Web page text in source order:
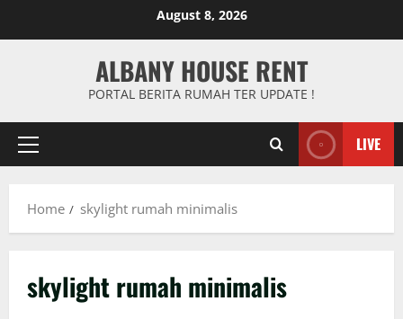
August 8, 2026
ALBANY HOUSE RENT
PORTAL BERITA RUMAH TER UPDATE !
Primary
LIVE
Home skylight rumah minimalis
skylight rumah minimalis